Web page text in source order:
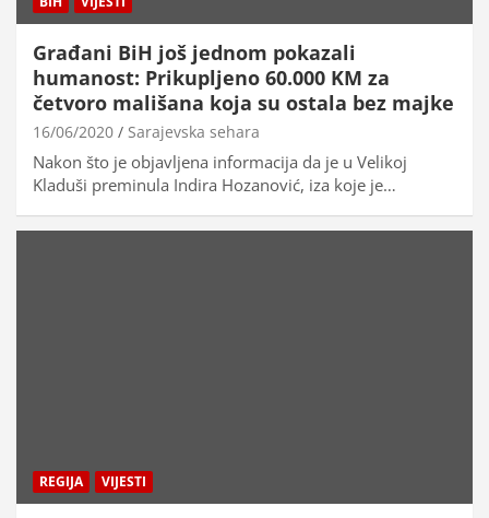
Građani BiH još jednom pokazali
humanost: Prikupljeno 60.000 KM za
četvoro mališana koja su ostala bez majke
16/06/2020 Sarajevska sehara
Nakon što je objavljena informacija da je u Velikoj
Kladuši preminula Indira Hozanović, iza koje je…
REGIJA VIJESTI